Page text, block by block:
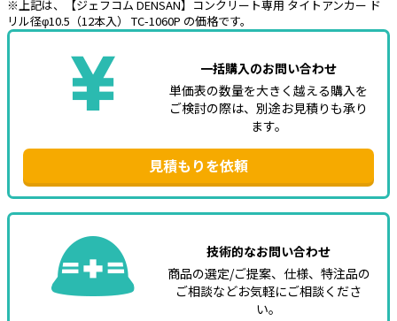
※上記は、【ジェフコム DENSAN】コンクリート専用 タイトアンカー ド
リル径φ10.5（12本入） TC-1060P の価格です。
一括購入のお問い合わせ
単価表の数量を大きく越える購入を
ご検討の際は、別途お見積りも承り
ます。
見積もりを依頼
技術的なお問い合わせ
商品の選定/ご提案、仕様、特注品の
ご相談などお気軽にご相談くださ
い。